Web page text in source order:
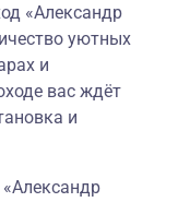
«Александр
уютных
и
вас ждёт
и
«Александр